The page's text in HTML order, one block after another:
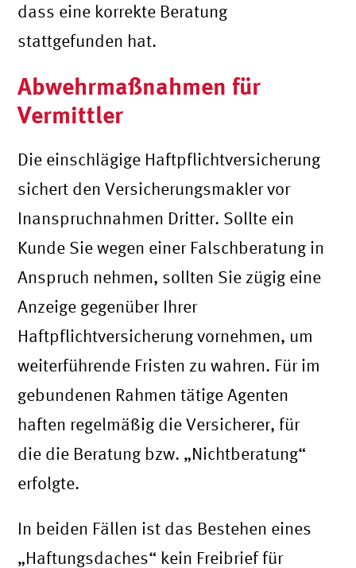
dass eine korrekte Beratung
stattgefunden hat.
Abwehrmaßnahmen für
Vermittler
Die einschlägige Haftpflichtversicherung
sichert den Versicherungsmakler vor
Inanspruchnahmen Dritter. Sollte ein
Kunde Sie wegen einer Falschberatung in
Anspruch nehmen, sollten Sie zügig eine
Anzeige gegenüber Ihrer
Haftpflichtversicherung vornehmen, um
weiterführende Fristen zu wahren. Für im
gebundenen Rahmen tätige Agenten
haften regelmäßig die Versicherer, für
die die Beratung bzw. „Nichtberatung“
erfolgte.
In beiden Fällen ist das Bestehen eines
„Haftungsdaches“ kein Freibrief für